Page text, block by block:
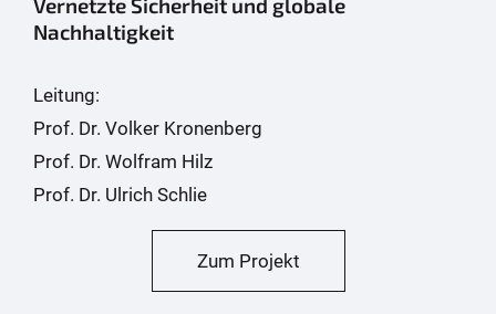
Nachhaltigkeit
Leitung:
Prof. Dr. Volker Kronenberg
Prof. Dr. Wolfram Hilz
Prof. Dr. Ulrich Schlie
Zum Projekt